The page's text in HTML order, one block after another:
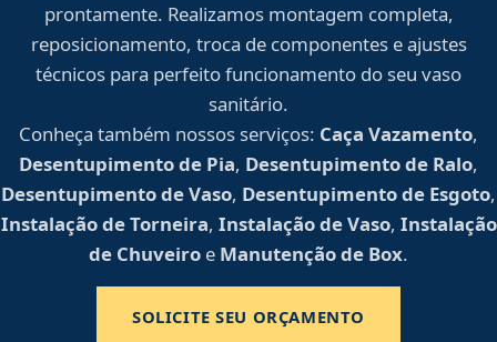
prontamente. Realizamos montagem completa,
reposicionamento, troca de componentes e ajustes
técnicos para perfeito funcionamento do seu vaso
sanitário.
Conheça também nossos serviços: Caça Vazamento,
Desentupimento de Pia, Desentupimento de Ralo,
Desentupimento de Vaso, Desentupimento de Esgoto,
Instalação de Torneira, Instalação de Vaso, Instalação
de Chuveiro e Manutenção de Box.
SOLICITE SEU ORÇAMENTO